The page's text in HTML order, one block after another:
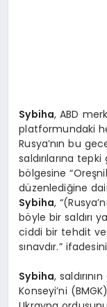
Sybiha, ABD
platformundaki
Rusya’nın bu
saldırılarına tepki
bölgesine
düzenlediğine
Sybiha,
böyle bir saldırı
ciddi bir tehdit
sınavdır.”
Sybiha,
Konseyi’ni